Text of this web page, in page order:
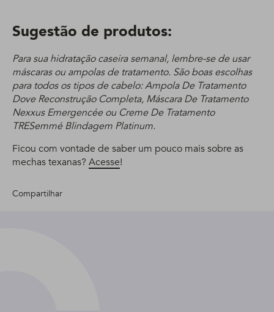
Sugestão de produtos:
Para sua hidratação caseira semanal, lembre-se de usar
máscaras ou ampolas de tratamento. São boas escolhas
para todos os tipos de cabelo: Ampola De Tratamento
Dove Reconstrução Completa, Máscara De Tratamento
Nexxus Emergencée ou Creme De Tratamento
TRESemmé Blindagem Platinum.
Ficou com vontade de saber um pouco mais sobre as
mechas texanas? Acesse!
Compartilhar